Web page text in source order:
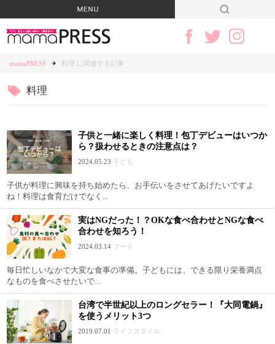
mamaPRESS 料理 に関連する記事
料理
子供と一緒に楽しく料理！包丁デビューはいつか
ら？扱わせるときの注意点は？
2024.05.23 子ども
子供が料理に興味を持ち始めたら、お手伝いをさせてあげたいですよ
ね！料理は食育だけでなく...
実はNGだった！？OKな食べ合わせとNGな食べ
合わせを知ろう！
2024.03.14 フード
毎日忙しいなかで大変な食事の準備。子どもには、できる限り栄養満点
なものを食べさせたいで...
台湾で半世紀以上のロングセラー！『大同電鍋』
を使うメリット3つ
2019.07.01 ライフスタイル